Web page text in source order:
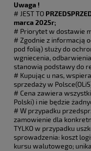
Uwaga !
# JEST TO
marca 2025r;
# Priorytet w dostawie
# Zgodnie z informacją
pod folią) służy do
wgniecenia,
stanowią podstawy do
# Kupując u nas,
sprzedaży w
# Cena zawiera
Polski) i nie będzie
# W przypadku
zamowienie dla
TYLKO w przypadku
sprowadzenia: koszt
kursu walutowego;